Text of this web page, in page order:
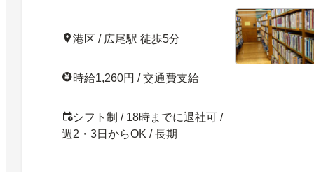
港区 / 広尾駅 徒歩5分
時給1,260円 / 交通費支給
シフト制 / 18時までに退社可 /
週2・3日からOK / 長期